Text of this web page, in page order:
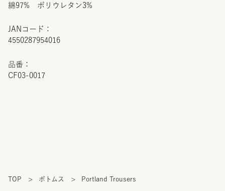
JANコード：
4550287954016
品番：
CF03-0017
綿97% ポリウレタン3%
TOP > ボトムス > Portland Trousers